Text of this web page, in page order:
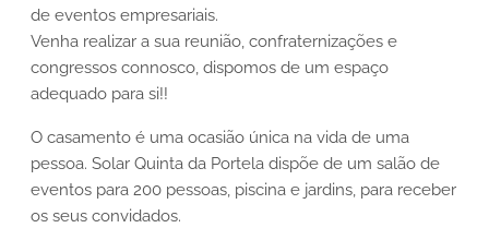
de eventos empresariais.
Venha realizar a sua reunião, confraternizações e
congressos connosco, dispomos de um espaço
adequado para si!!
O casamento é uma ocasião única na vida de uma
pessoa. Solar Quinta da Portela dispõe de um salão de
eventos para 200 pessoas, piscina e jardins, para receber
os seus convidados.